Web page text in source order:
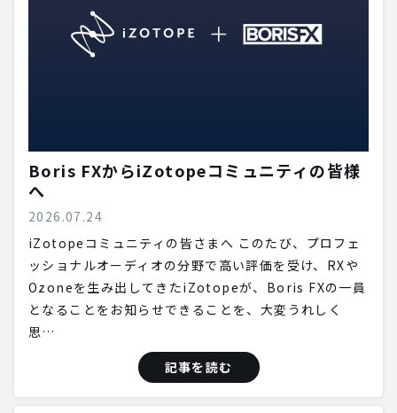
Boris FXからiZotopeコミュニティの皆様
へ
2026.07.24
iZotopeコミュニティの皆さまへ このたび、プロフェ
ッショナルオーディオの分野で高い評価を受け、RXや
Ozoneを生み出してきたiZotopeが、Boris FXの一員
となることをお知らせできることを、大変うれしく
思…
記事を読む